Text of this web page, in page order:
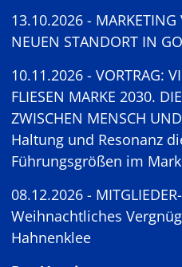
13.10.2026 -
NEUEN STANDORT IN
10.11.2026 - VORTRAG:
FLIESEN MARKE 2030.
ZWISCHEN MENSCH
Haltung und Resonanz
Führungsgrößen im
08.12.2026 -
Weihnachtliches
Hahnenklee